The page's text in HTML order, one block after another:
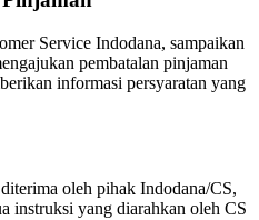
Service Indodana, sampaikan
pembatalan pinjaman
informasi persyaratan yang
oleh pihak Indodana/CS,
instruksi yang diarahkan oleh CS